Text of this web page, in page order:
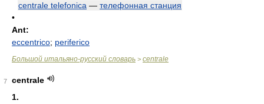
centrale telefonica — телефонная станция
•
Ant:
eccentrico; periferico
Большой итальяно-русский словарь > centrale
7
centrale
1.